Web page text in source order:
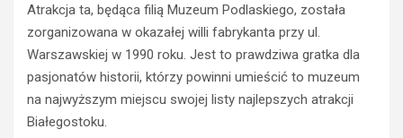
Atrakcja ta, będąca filią Muzeum Podlaskiego, została
zorganizowana w okazałej willi fabrykanta przy ul.
Warszawskiej w 1990 roku. Jest to prawdziwa gratka dla
pasjonatów historii, którzy powinni umieścić to muzeum
na najwyższym miejscu swojej listy najlepszych atrakcji
Białegostoku.